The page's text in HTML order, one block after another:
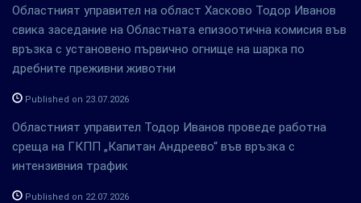
Областният управител на област Хасково Тодор Иванов
свика заседание на Областната епизоотична комисия във
връзка с установено първично огнище на шарка по
дребните преживни животни
Published on 23.07.2026
Областният управител Тодор Иванов проведе работна
среща на ГКПП „Капитан Андреево“ във връзка с
интензивния трафик
Published on 22.07.2026